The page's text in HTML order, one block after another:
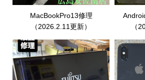
MacBookPro13修理
（2026.2.11更新）
（